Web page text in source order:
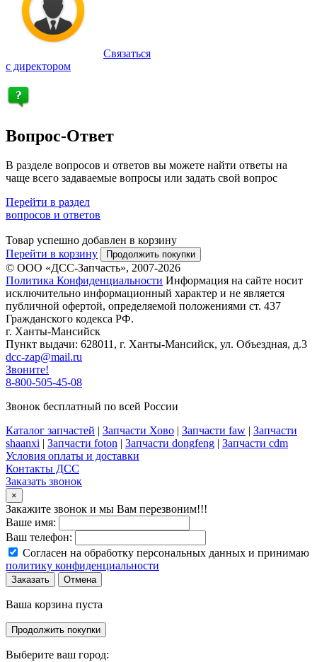
Связаться
с директором
Вопрос-Ответ
В разделе вопросов и ответов вы можете найти ответы на
чаще всего задаваемые вопросы или задать свой вопрос
Перейти в раздел
вопросов и ответов
Товар успешно добавлен в корзину
Перейти в корзину
Продолжить покупки
© ООО «ДСС-Запчасть», 2007-2026
Политика Конфиденциальности Информация на сайте носит
исключительно информационный характер и не является
публичной офертой, определяемой положениями ст. 437
Гражданского кодекса РФ.
г. Ханты-Мансийск
Пункт выдачи: 628011, г. Ханты-Мансийск, ул. Объездная, д.3
dcc-zap@mail.ru
Звоните!
8-800-505-45-08
Звонок бесплатный по всей России
Каталог запчастей | Запчасти Хово | Запчасти faw | Запчасти
shaanxi | Запчасти foton | Запчасти dongfeng | Запчасти cdm
Условия оплаты и доставки
Контакты ДСС
Заказать звонок
×
Закажите звонок и мы Вам перезвоним!!!
Ваше имя:
Ваш телефон:
Согласен на обработку персональных данных и принимаю
политику конфиденциальности
Заказать Отмена
Ваша корзина пуста
Продолжить покупки
Выберите ваш город: